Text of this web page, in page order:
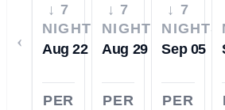
‹
↓ 7
NIGHTS
Aug 22
PER
↓ 7
NIGHTS
Aug 29
PER
↓ 7
NIGHTS
Sep 05
PER